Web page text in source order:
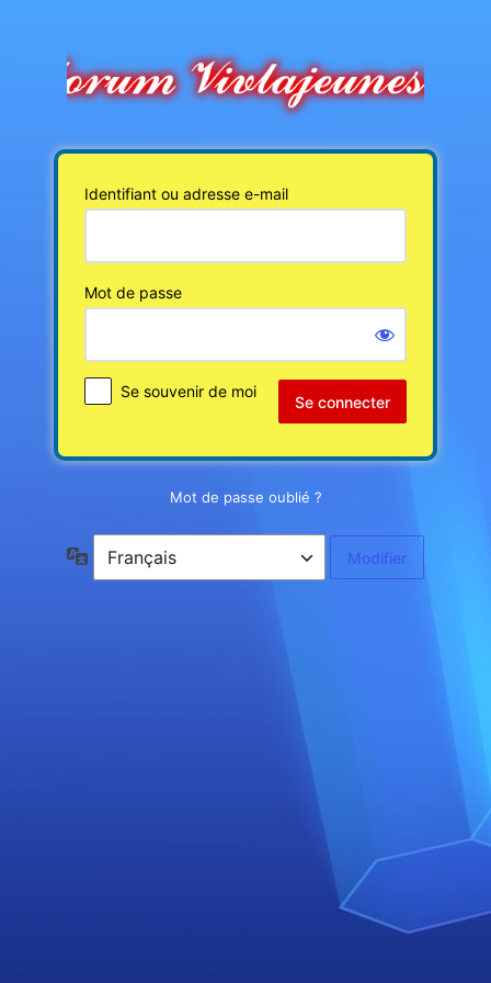
connecter
Identifiant ou adresse e-mail
Mot de passe
Se souvenir de moi
Mot de passe oublié ?
Langue